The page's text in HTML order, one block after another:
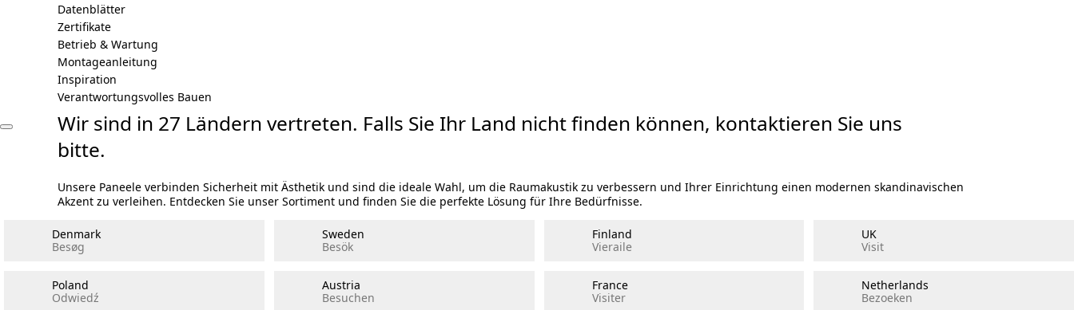
Datenblätter
Zertifikate
Betrieb & Wartung
Montageanleitung
Inspiration
Verantwortungsvolles Bauen
Wir sind in 27 Ländern vertreten. Falls Sie Ihr Land nicht finden können, kontaktieren Sie uns
bitte.
Unsere Paneele verbinden Sicherheit mit Ästhetik und sind die ideale Wahl, um die Raumakustik zu verbessern und Ihrer Einrichtung einen modernen skandinavischen
Akzent zu verleihen. Entdecken Sie unser Sortiment und finden Sie die perfekte Lösung für Ihre Bedürfnisse.
Denmark
Besøg
Sweden
Besök
Finland
Vieraile
UK
Visit
Poland
Odwiedź
Austria
Besuchen
France
Visiter
Netherlands
Bezoeken